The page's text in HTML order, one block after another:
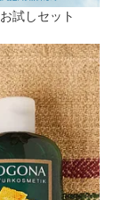
試しセット